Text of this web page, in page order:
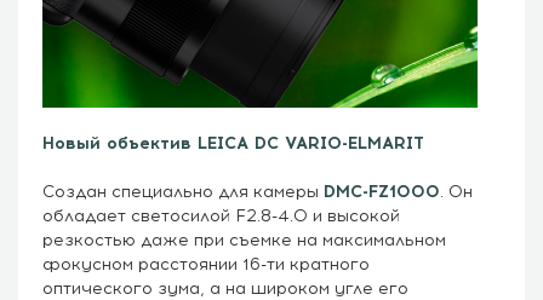
Новый объектив LEICA DC VARIO-ELMARIT
Создан специально для камеры DMC-FZ1000. Он
обладает светосилой F2.8-4.0 и высокой
резкостью даже при съемке на максимальном
фокусном расстоянии 16-ти кратного
оптического зума, а на широком угле его